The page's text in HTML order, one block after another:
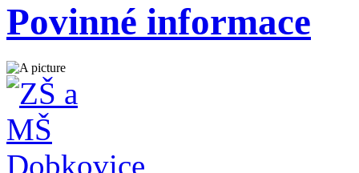
Povinné informace